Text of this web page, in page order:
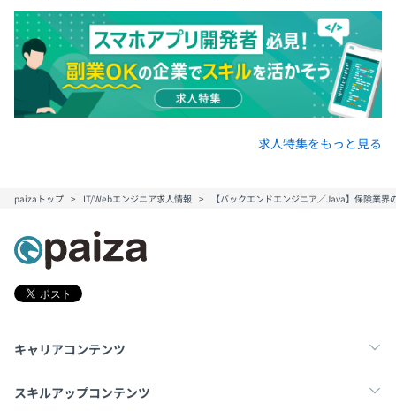
年齢や役職に関係なく意見を出しやすく、改善提案や技術
的な相談もしやすい環境です。
実装だけでなく、技術改善や開発体制づくりにも主体的に
関われる文化があります。
組み内容をもとに評価を行っています。
成果物だけではなく、日々の業務への取り組み姿勢やチー
ムへの貢献、改善提案、技術的なチャレンジなども含めて
総合的に評価しています。
部門が連携しながら事業を推進しています。
求人特集をもっと見る
paizaトップ IT/Webエンジニア求人情報 【バックエンドエンジニア／Java】保険業
キャリアコンテンツ
転職・キャリア
スキルアップコンテンツ